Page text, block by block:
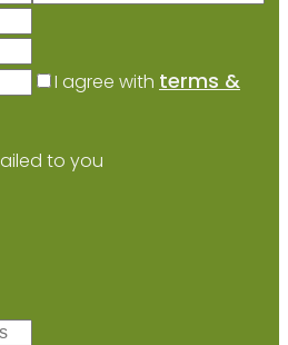
I agree with terms &
to you